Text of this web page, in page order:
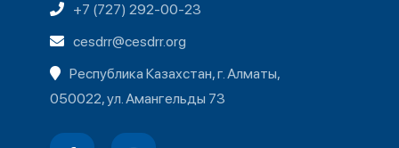
+7 (727) 292-00-23
cesdrr@cesdrr.org
Республика Казахстан, г. Алматы,
050022, ул. Амангельды 73